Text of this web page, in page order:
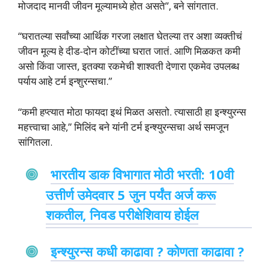
मोजदाद मानवी जीवन मूल्यामध्ये होत असते”, बने सांगतात.
“घरातल्या सर्वांच्या आर्थिक गरजा लक्षात घेतल्या तर अशा व्यक्तीचं
जीवन मूल्य हे दीड-दोन कोटींच्या घरात जातं. आणि मिळकत कमी
असो किंवा जास्त, इतक्या रकमेची शाश्वती देणारा एकमेव उपलब्ध
पर्याय आहे टर्म इन्शुरन्सचा.”
“कमी हप्त्यात मोठा फायदा इथं मिळत असतो. त्यासाठी हा इन्श्युरन्स
महत्त्वाचा आहे,” मिलिंद बने यांनी टर्म इन्श्युरन्सचा अर्थ समजून
सांगितला.
भारतीय डाक विभागात मोठी भरती: 10वी
उत्तीर्ण उमेदवार 5 जुन पर्यंत अर्ज करू
शकतील, निवड परीक्षेशिवाय होईल
इन्श्युरन्स कधी काढावा ? कोणता काढावा ?